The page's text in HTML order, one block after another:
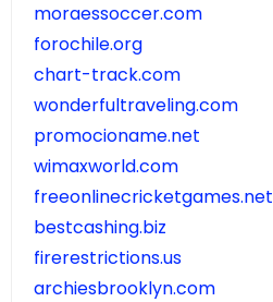
moraessoccer.com
forochile.org
chart-track.com
wonderfultraveling.com
promocioname.net
wimaxworld.com
freeonlinecricketgames.net
bestcashing.biz
firerestrictions.us
archiesbrooklyn.com